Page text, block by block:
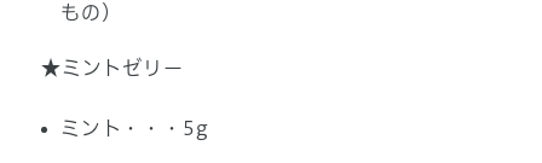
もの）
★ミントゼリー
ミント・・・5g